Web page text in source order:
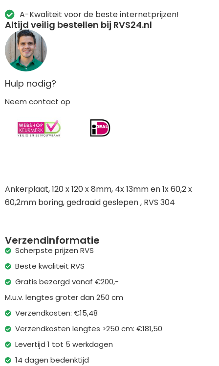
A-Kwaliteit voor de beste internetprijzen!
Altijd veilig bestellen bij RVS24.nl
Hulp nodig?
Neem contact op
Ankerplaat, 120 x 120 x 8mm, 4x 13mm en 1x 60,2 x
60,2mm boring, gedraaid geslepen , RVS 304
Verzendinformatie
Scherpste prijzen RVS
Beste kwaliteit RVS
Gratis bezorgd vanaf €200,-
M.u.v. lengtes groter dan 250 cm
Verzendkosten: €15,48
Verzendkosten lengtes >250 cm: €181,50
Levertijd 1 tot 5 werkdagen
14 dagen bedenktijd